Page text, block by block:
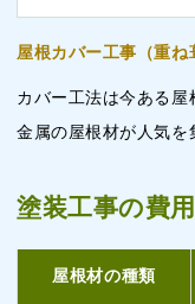
屋根カバー工事（重ね
カバー工法は今ある
金属の屋根材が人気を
塗装工事の費
屋根材の種類